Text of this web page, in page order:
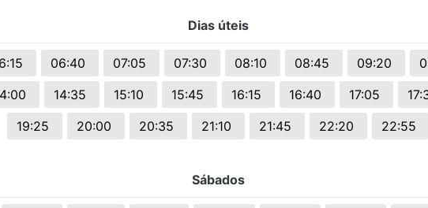
Dias úteis
06:40 07:05 07:30 08:10 08:45 09:20
14:35 15:10 15:45 16:15 16:40 17:05
19:25
20:00 20:35 21:10 21:45 22:20 22:55
Sábados